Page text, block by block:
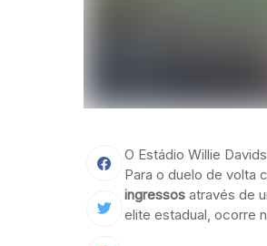
O Estádio Willie
Para o duelo de volta
ingressos através de
elite estadual, ocorre